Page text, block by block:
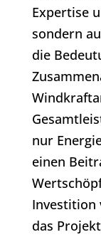
Expertise
sondern
die
nur
einen
Investition
das